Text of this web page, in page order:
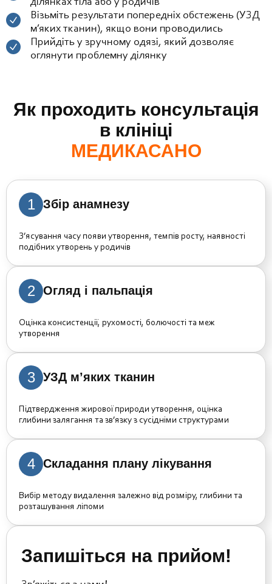
ділянках тіла або у родичів
Візьміть результати попередніх обстежень (УЗД
м’яких тканин), якщо вони проводились
Прийдіть у зручному одязі, який дозволяє
оглянути проблемну ділянку
Як проходить консультація
в клініці
МЕДИКАСАНО
1 Збір анамнезу
З’ясування часу появи утворення, темпів росту, наявності
подібних утворень у родичів
2 Огляд і пальпація
Оцінка консистенції, рухомості, болючості та меж
утворення
3 УЗД м’яких тканин
Підтвердження жирової природи утворення, оцінка
глибини залягання та зв’язку з сусідніми структурами
4 Складання плану лікування
Вибір методу видалення залежно від розміру, глибини та
розташування ліпоми
Запишіться на прийом!